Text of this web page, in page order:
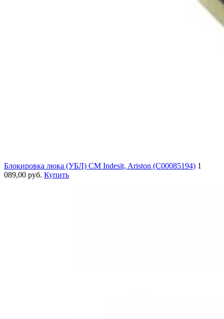
Блокировка люка (УБЛ) СМ Indesit, Ariston (C00085194) 1
089,00 руб. Купить